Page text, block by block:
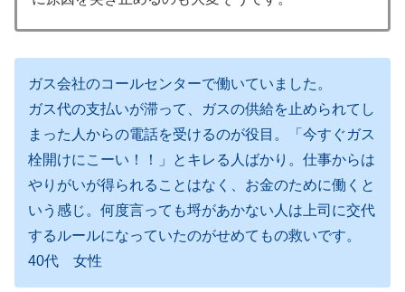
ガス会社のコールセンターで働いていました。
ガス代の支払いが滞って、ガスの供給を止められてし
まった人からの電話を受けるのが役目。「今すぐガス
栓開けにこーい！！」とキレる人ばかり。仕事からは
やりがいが得られることはなく、お金のために働くと
いう感じ。何度言っても埒があかない人は上司に交代
するルールになっていたのがせめてもの救いです。
40代 女性